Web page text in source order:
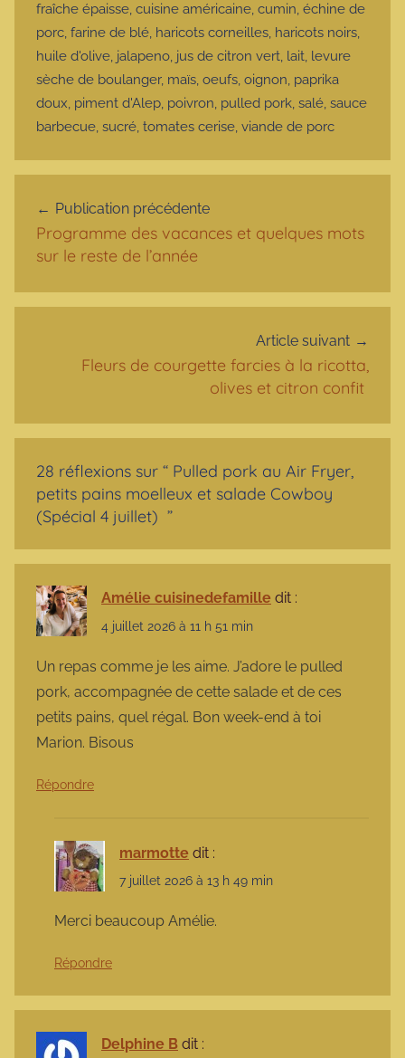
fraîche épaisse, cuisine américaine, cumin, échine de
porc, farine de blé, haricots corneilles, haricots noirs,
huile d'olive, jalapeno, jus de citron vert, lait, levure
sèche de boulanger, maïs, oeufs, oignon, paprika
doux, piment d'Alep, poivron, pulled pork, salé, sauce
barbecue, sucré, tomates cerise, viande de porc
Publication précédente
Programme des vacances et quelques mots
sur le reste de l’année
Article suivant
Fleurs de courgette farcies à la ricotta,
olives et citron confit
28 réflexions sur “ Pulled pork au Air Fryer,
petits pains moelleux et salade Cowboy
(Spécial 4 juillet) ”
Amélie cuisinedefamille dit :
4 juillet 2026 à 11 h 51 min
Un repas comme je les aime. J’adore le pulled
pork, accompagnée de cette salade et de ces
petits pains, quel régal. Bon week-end à toi
Marion. Bisous
Répondre
marmotte dit :
7 juillet 2026 à 13 h 49 min
Merci beaucoup Amélie.
Répondre
Delphine B dit :